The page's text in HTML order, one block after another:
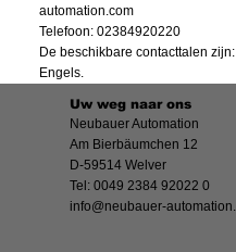
automation.com
Telefoon: 02384920220
De beschikbare contacttalen
Engels.
Uw weg naar ons
Neubauer Automation
Am Bierbäumchen 12
D-59514 Welver
Tel: 0049 2384 92022 0
info@neubauer-